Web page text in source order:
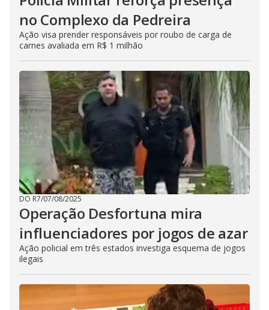
no Complexo da Pedreira
Ação visa prender responsáveis por roubo de carga de
carnes avaliada em R$ 1 milhão
DO R7/07/08/2025
Operação Desfortuna mira
influenciadores por jogos de azar
Ação policial em três estados investiga esquema de jogos
ilegais